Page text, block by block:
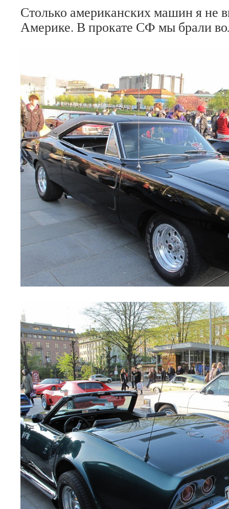
Столько американских машин я не
Америке. В прокате СФ мы брали